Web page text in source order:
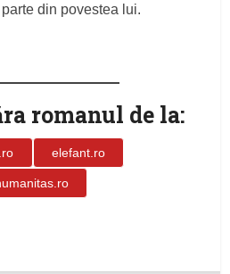
din povestea lui.
romanul de la:
elefant.ro